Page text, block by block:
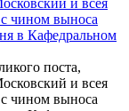
чином выноса
в Кафедральном
поста,
и всея
чином выноса